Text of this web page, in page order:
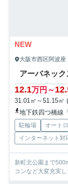
NEW
大阪市西区阿波座
アーバネッ
12.1万円～
31.01㎡～51.15㎡
地下鉄四つ橋線
駐輪場 オート
インターネット対
新町北公園まで
コンなど大変充実